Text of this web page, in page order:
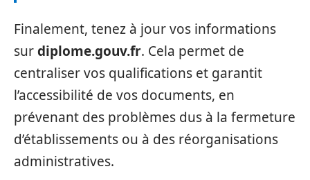
Finalement, tenez à jour vos informations
surdiplome.gouv.fr. Cela permet de
centraliser vos qualifications et garantit
l’accessibilité de vos documents, en
prévenant des problèmes dus à la fermeture
d’établissements ou à des réorganisations
administratives.